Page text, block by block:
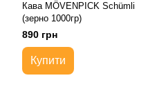
Кава MÖVENPICK Schümli
(зерно 1000гр)
890 грн
Купити